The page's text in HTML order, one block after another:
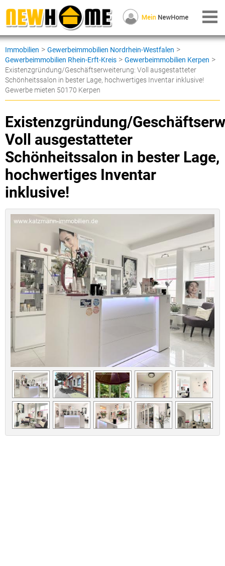
Immobilien > Gewerbeimmobilien Nordrhein-Westfalen >
Gewerbeimmobilien Rhein-Erft-Kreis > Gewerbeimmobilien Kerpen >
Existenzgründung/Geschäftserweiterung: Voll ausgestatteter
Schönheitssalon in bester Lage, hochwertiges Inventar inklusive!
Gewerbe mieten 50170 Kerpen
Existenzgründung/
Voll ausgestatteter
Schönheitssalon in bester Lage,
hochwertiges Inventar
inklusive!